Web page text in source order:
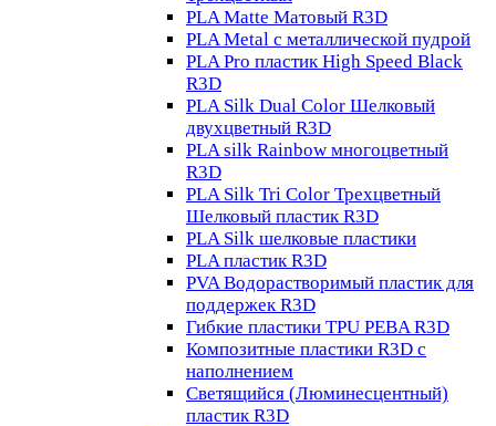
PLA Matte Матовый R3D
PLA Metal с металлической пудрой
PLA Pro пластик High Speed Black
R3D
PLA Silk Dual Color Шелковый
двухцветный R3D
PLA silk Rainbow многоцветный
R3D
PLA Silk Tri Color Трехцветный
Шелковый пластик R3D
PLA Silk шелковые пластики
PLA пластик R3D
PVA Водорастворимый пластик для
поддержек R3D
Гибкие пластики TPU PEBA R3D
Композитные пластики R3D с
наполнением
Светящийся (Люминесцентный)
пластик R3D